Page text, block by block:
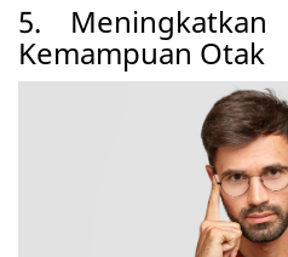
5.
Kemampuan Otak